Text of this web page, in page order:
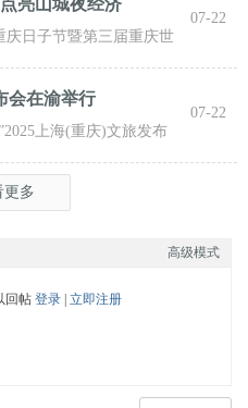
亮山城夜经济
庆日子节暨第三届重庆世
动在重庆市九龙坡
07-22
会在渝举行
上海(重庆)文旅发布
展示上海文旅
07-22
更多
高级模式
回帖 登录| 立即注册